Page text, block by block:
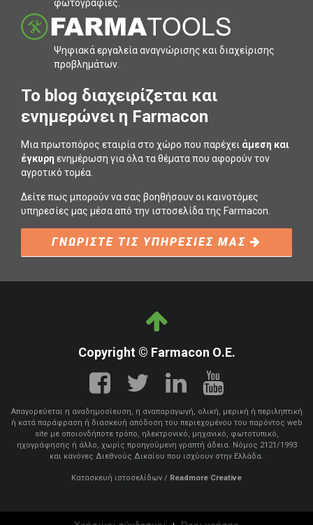
φωτογραφίες.
Ψηφιακά εργαλεία αναγνώρισης και διαχείρισης
προβληµάτων.
To blog διαχειρίζεται και
ενημερώνει η Farmacon
Μια πρωτοπόρος εταιρία στο χώρο που παρέχει άμεση και
έγκυρη ενημέρωση για όλα τα θέματα που αφορούν τον
αγροτικό τομέα.
Δείτε πως μπορούν να σας βοηθήσουν οι καινοτόμες
υπηρεσίες μας μέσα από την ιστοσελίδα της Farmacon.
ΓΝΩΡΙΣΤΕ ΤΙΣ ΥΠΗΡΕΣΙΕΣ ΜΑΣ
Copyright © Farmacon Ο.Ε.
Απαγορεύεται η αναδημοσίευση, η αναπαραγωγή, ολική, μερική ή περιληπτική
ή κατά παράφραση ή διασκευή απόδοση του περιεχομένου του παρόντος web
site με οποιονδήποτε τρόπο, ηλεκτρονικό, μηχανικό, φωτοτυπικό,
ηχογράφησης ή άλλο, χωρίς προηγούμενη γραπτή άδεια. Νόμος 2121/1993
και κανόνες Διεθνούς Δικαίου που ισχύουν στην Ελλάδα.
Κατασκευή ιστοσελίδων / Readmore Creative